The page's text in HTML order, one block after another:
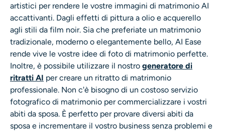
artistici per rendere le vostre immagini di matrimonio AI
accattivanti. Dagli effetti di pittura a olio e acquerello
agli stili da film noir. Sia che preferiate un matrimonio
tradizionale, moderno o elegantemente bello, AI Ease
rende vive le vostre idee di foto di matrimonio perfette.
Inoltre, è possibile utilizzare il nostro generatore di
ritratti AI per creare un ritratto di matrimonio
professionale. Non c'è bisogno di un costoso servizio
fotografico di matrimonio per commercializzare i vostri
abiti da sposa. È perfetto per provare diversi abiti da
sposa e incrementare il vostro business senza problemi e